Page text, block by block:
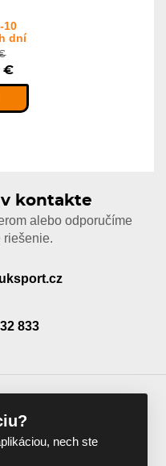
10
dní
€
kontakte
alebo odporučíme
riešenie.
833
nech ste